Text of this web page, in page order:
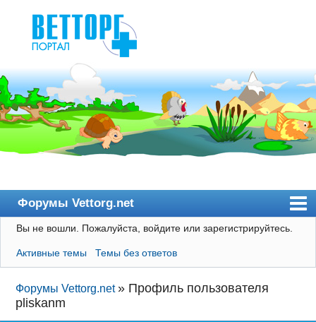
Форумы Vettorg.net
Главная
Пользователи
Правила
Поиск
Вы не вошли. Пожалуйста, войдите или зарегистрируйтесь.
Активные темы Темы без ответов
Форумы Vettorg.net » Профиль пользователя
pliskanm